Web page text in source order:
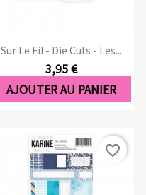
Sur Le Fil - Die Cuts - Les...
3,95 €
AJOUTER AU PANIER
favorite_border